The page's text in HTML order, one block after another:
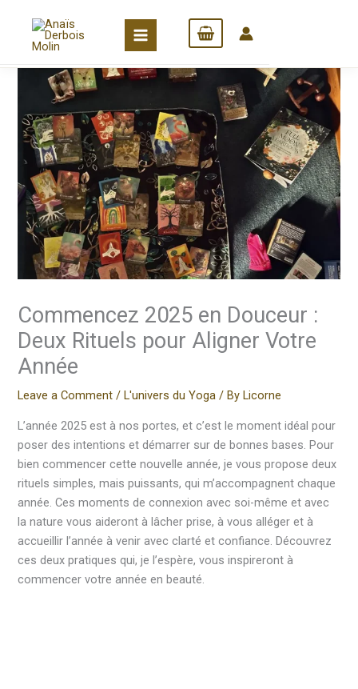
content
Commencez 2025 en Douceur :
Deux Rituels pour Aligner Votre
Année
Leave a Comment /L'univers du Yoga / ByLicorne
L’année 2025 est à nos portes, et c’est le moment idéal pour
poser des intentions et démarrer sur de bonnes bases. Pour
bien commencer cette nouvelle année, je vous propose deux
rituels simples, mais puissants, qui m’accompagnent chaque
année. Ces moments de connexion avec soi-même et avec
la nature vous aideront à lâcher prise, à vous alléger et à
accueillir l’année à venir avec clarté et confiance. Découvrez
ces deux pratiques qui, je l’espère, vous inspireront à
commencer votre année en beauté.